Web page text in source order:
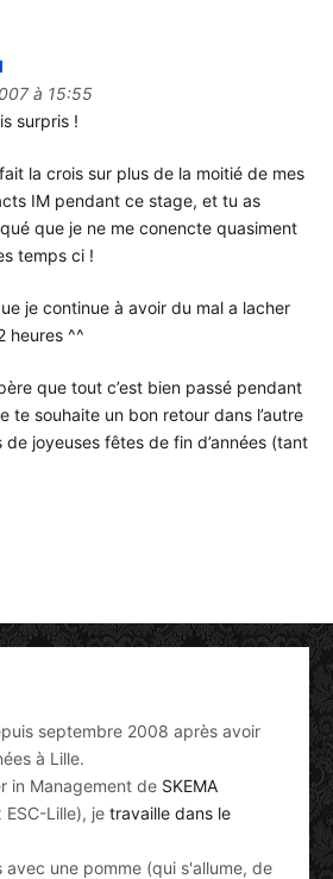
à 15:55
surpris !
la crois sur plus de la moitié de mes
IM pendant ce stage, et tu as
que je ne me conencte quasiment
temps ci !
je continue à avoir du mal a lacher
heures ^^
que tout c’est bien passé pendant
te souhaite un bon retour dans l’autre
joyeuses fêtes de fin d’années (tant
septembre 2008 après avoir
à Lille.
in Management de SKEMA
ESC-Lille), je travaille dans le
avec une pomme (qui s'allume, de